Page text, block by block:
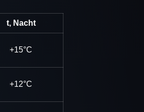
t, Nacht
+15°C
+12°C